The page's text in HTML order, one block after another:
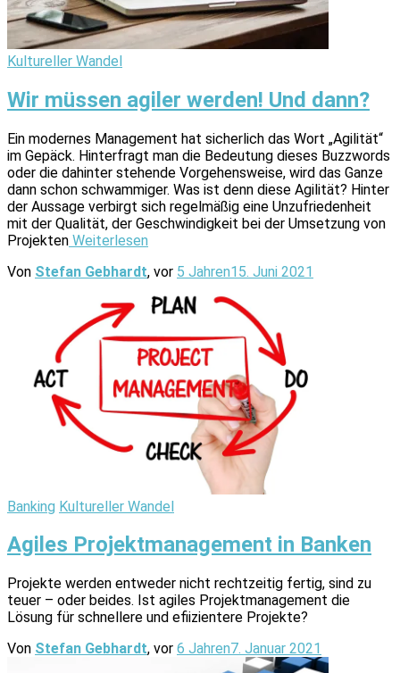
Kultureller Wandel
Wir müssen agiler werden! Und dann?
Ein modernes Management hat sicherlich das Wort „Agilität“
im Gepäck. Hinterfragt man die Bedeutung dieses Buzzwords
oder die dahinter stehende Vorgehensweise, wird das Ganze
dann schon schwammiger. Was ist denn diese Agilität? Hinter
der Aussage verbirgt sich regelmäßig eine Unzufriedenheit
mit der Qualität, der Geschwindigkeit bei der Umsetzung von
Projekten Weiterlesen
Von Stefan Gebhardt, vor 5 Jahren15. Juni 2021
Banking Kultureller Wandel
Agiles Projektmanagement in Banken
Projekte werden entweder nicht rechtzeitig fertig, sind zu
teuer – oder beides. Ist agiles Projektmanagement die
Lösung für schnellere und efiizientere Projekte?
Von Stefan Gebhardt, vor 6 Jahren7. Januar 2021